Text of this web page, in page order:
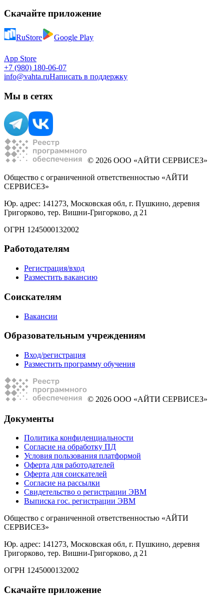
Скачайте приложение
RuStore Google Play
App Store
+7 (980) 180-06-07
info@vahta.ruНаписать в поддержку
Мы в сетях
© 2026 ООО «АЙТИ СЕРВИСЕЗ»
Общество с ограниченной ответственностью «АЙТИ
СЕРВИСЕЗ»
Юр. адрес: 141273, Московская обл, г. Пушкино, деревня
Григорково, тер. Вишни-Григорково, д 21
ОГРН 1245000132002
Работодателям
Регистрация/вход
Разместить вакансию
Соискателям
Вакансии
Образовательным учреждениям
Вход/регистрация
Разместить программу обучения
© 2026 ООО «АЙТИ СЕРВИСЕЗ»
Документы
Политика конфиденциальности
Согласие на обработку ПД
Условия пользования платформой
Оферта для работодателей
Оферта для соискателей
Согласие на рассылки
Свидетельство о регистрации ЭВМ
Выписка гос. регистрации ЭВМ
Общество с ограниченной ответственностью «АЙТИ
СЕРВИСЕЗ»
Юр. адрес: 141273, Московская обл, г. Пушкино, деревня
Григорково, тер. Вишни-Григорково, д 21
ОГРН 1245000132002
Скачайте приложение